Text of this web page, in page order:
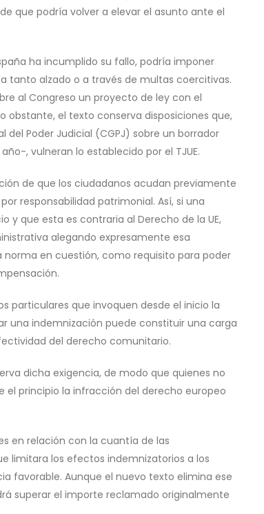
que podría volver a elevar el asunto ante el
ha incumplido su fallo, podría imponer
tanto alzado o a través de multas coercitivas.
al Congreso un proyecto de ley con el
obstante, el texto conserva disposiciones que,
Poder Judicial (CGPJ) sobre un borrador
, vulneran lo establecido por el TJUE.
de que los ciudadanos acudan previamente
responsabilidad patrimonial. Así, si una
y que esta es contraria al Derecho de la UE,
alegando expresamente esa
en cuestión, como requisito para poder
particulares que invoquen desde el inicio la
una indemnización puede constituir una carga
del derecho comunitario.
dicha exigencia, de modo que quienes no
principio la infracción del derecho europeo
en relación con la cuantía de las
limitara los efectos indemnizatorios a los
favorable. Aunque el nuevo texto elimina ese
superar el importe reclamado originalmente